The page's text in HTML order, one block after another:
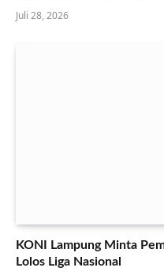
Juli 28, 2026
KONI Lampung Minta
Lolos Liga Nasional